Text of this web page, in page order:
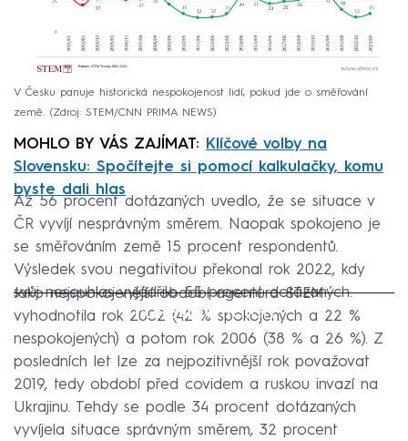
V Česku panuje historická nespokojenost lidí, pokud jde o směřování
země.
Zdroj: STEM/CNN PRIMA NEWS
MOHLO BY VÁS ZAJÍMAT:
Klíčové volby na
Slovensku: Spočítejte si pomocí kalkulačky, komu
byste dali hlas
Až 56 procent dotázaných uvedlo, že se situace v
ČR vyvíjí nesprávným směrem. Naopak spokojeno je
se směřováním země 15 procent respondentů.
Výsledek svou negativitou překonal rok 2022, kdy
svůj nesouhlas vyjádřilo 55 procent dotázaných.
Failed to fetch
Jako nejspokojenější období agentura STEM
vyhodnotila rok 2002 (42 % spokojených a 22 %
nespokojených) a potom rok 2006 (38 % a 26 %). Z
posledních let lze za nejpozitivnější rok považovat
2019, tedy období před covidem a ruskou invazí na
Ukrajinu. Tehdy se podle 34 procent dotázaných
vyvíjela situace správným směrem, 32 procent